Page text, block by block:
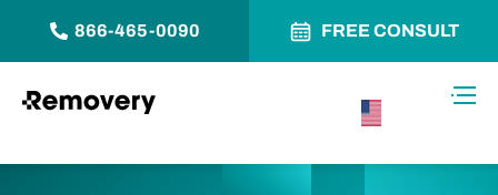
866-465-0090 FREE CONSULT